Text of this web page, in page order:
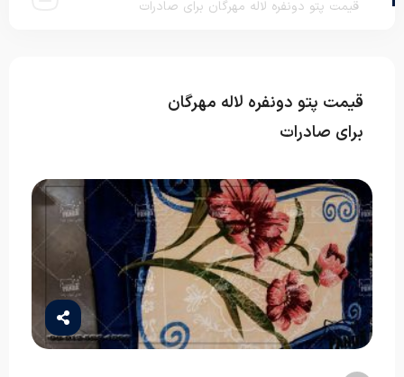
قیمت پتو دونفره لاله مهرگان برای صادرات
قیمت پتو دونفره لاله مهرگان
برای صادرات